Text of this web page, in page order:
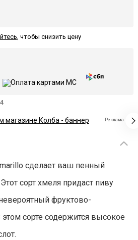
, чтобы снизить цену
4
Реклама
сделает ваш пенный
сорт хмеля придаст пиву
фруктово-
сорте содержится высокое